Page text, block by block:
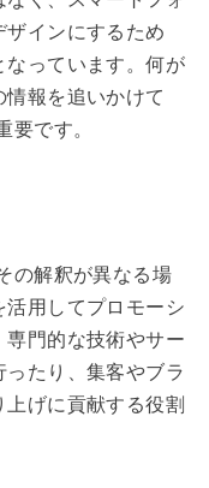
ザインにするため
なっています。何が
報を追いかけて
要です。
の解釈が異なる場
用してプロモーシ
専門的な技術やサー
ったり、集客やブラ
げに貢献する役割